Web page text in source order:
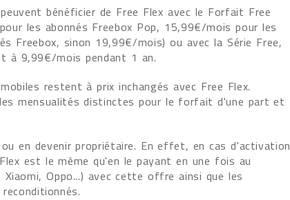
bénéficier de Free Flex avec le Forfait Free
les abonnés Freebox Pop, 15,99€/mois pour les
Freebox, sinon 19,99€/mois) ou avec la Série Free,
à 9,99€/mois pendant 1 an.
restent à prix inchangés avec Free Flex.
mensualités distinctes pour le forfait d'une part et
en devenir propriétaire. En effet, en cas d'activation
est le même qu'en le payant en une fois au
Oppo...) avec cette offre ainsi que les